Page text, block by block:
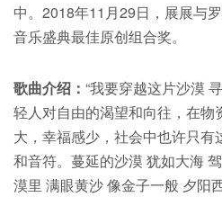
中。2018年11月29日，展展与
音乐盛典最佳原创组合奖。
歌曲介绍： “我要穿越这片沙漠
轻人对自由的渴望和向往，在物
大，幸福感少，社会中也许只
和音符。蔓延的沙漠 犹如大海
漠里 满眼黄沙 像金子一般 夕阳